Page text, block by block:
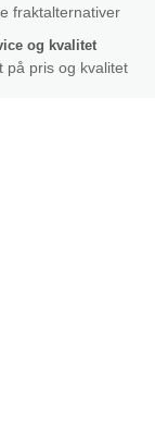
fraktalternativer
og kvalitet
på pris og kvalitet